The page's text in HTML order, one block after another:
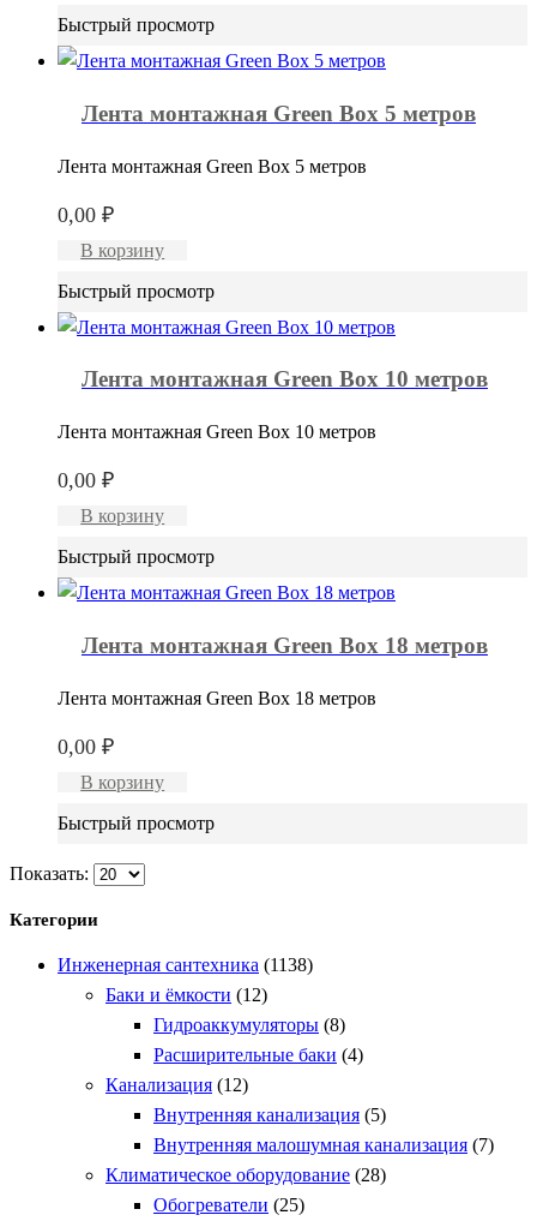
Быстрый просмотр
Лента монтажная Green Box 5 метров
Лента монтажная Green Box 5 метров
0,00₽
В корзину
Быстрый просмотр
Лента монтажная Green Box 10 метров
Лента монтажная Green Box 10 метров
0,00₽
В корзину
Быстрый просмотр
Лента монтажная Green Box 18 метров
Лента монтажная Green Box 18 метров
0,00₽
В корзину
Быстрый просмотр
Показать:
Категории
Инженерная сантехника (1138)
Баки и ёмкости (12)
Гидроаккумуляторы (8)
Расширительные баки (4)
Канализация (12)
Внутренняя канализация (5)
Внутренняя малошумная канализация (7)
Климатическое оборудование (28)
Обогреватели (25)